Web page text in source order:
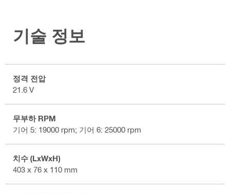
기술 정보
정격 전압
21.6 V
무부하 RPM
기어 5: 19000 rpm; 기어 6: 25000 rpm
치수 (LxWxH)
403 x 76 x 110 mm